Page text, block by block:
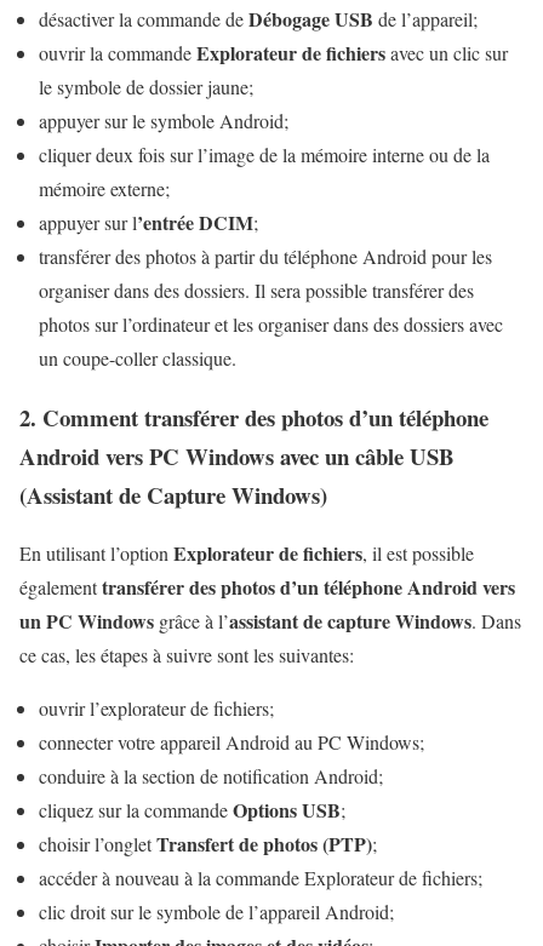
désactiver la commande deDébogage USB de l’appareil;
ouvrir la commandeExplorateur de fichiersavec un clic sur
le symbole de dossier jaune;
appuyer sur le symbole Android;
cliquer deux fois sur l’image de la mémoire interne ou de la
mémoire externe;
appuyer sur l’entrée DCIM;
transférer des photos à partir du téléphone Android pour les
organiser dans des dossiers. Il sera possible transférer des
photos sur l’ordinateur et les organiser dans des dossiers avec
un coupe-coller classique.
2. Comment transférer des photos d’un téléphone
Android vers PC Windows avec uncâble USB
(Assistant de Capture Windows)
En utilisant l’optionExplorateur de fichiers, il est possible
égalementtransférer des photos d’un téléphone Android vers
un PC Windows grâce à l’assistant de capture Windows. Dans
ce cas, les étapes à suivre sont les suivantes:
ouvrir l’explorateur de fichiers;
connecter votre appareil Android au PC Windows;
conduire à la section de notification Android;
cliquez sur la commandeOptions USB;
choisir l’ongletTransfert de photos (PTP);
accéder à nouveau à la commande Explorateur de fichiers;
clic droit sur le symbole de l’appareil Android;